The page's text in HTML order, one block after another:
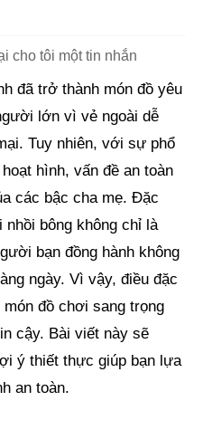
cho tôi một tin nhắn
đã trở thành món đồ yêu
lớn vì vẻ ngoài dễ
Tuy nhiên, với sự phổ
hình, vấn đề an toàn
các bậc cha mẹ. Đặc
bông không chỉ là
bạn đồng hành không
ngày. Vì vậy, điều đặc
đồ chơi sang trọng
cậy. Bài viết này sẽ
ý thiết thực giúp bạn lựa
an toàn.